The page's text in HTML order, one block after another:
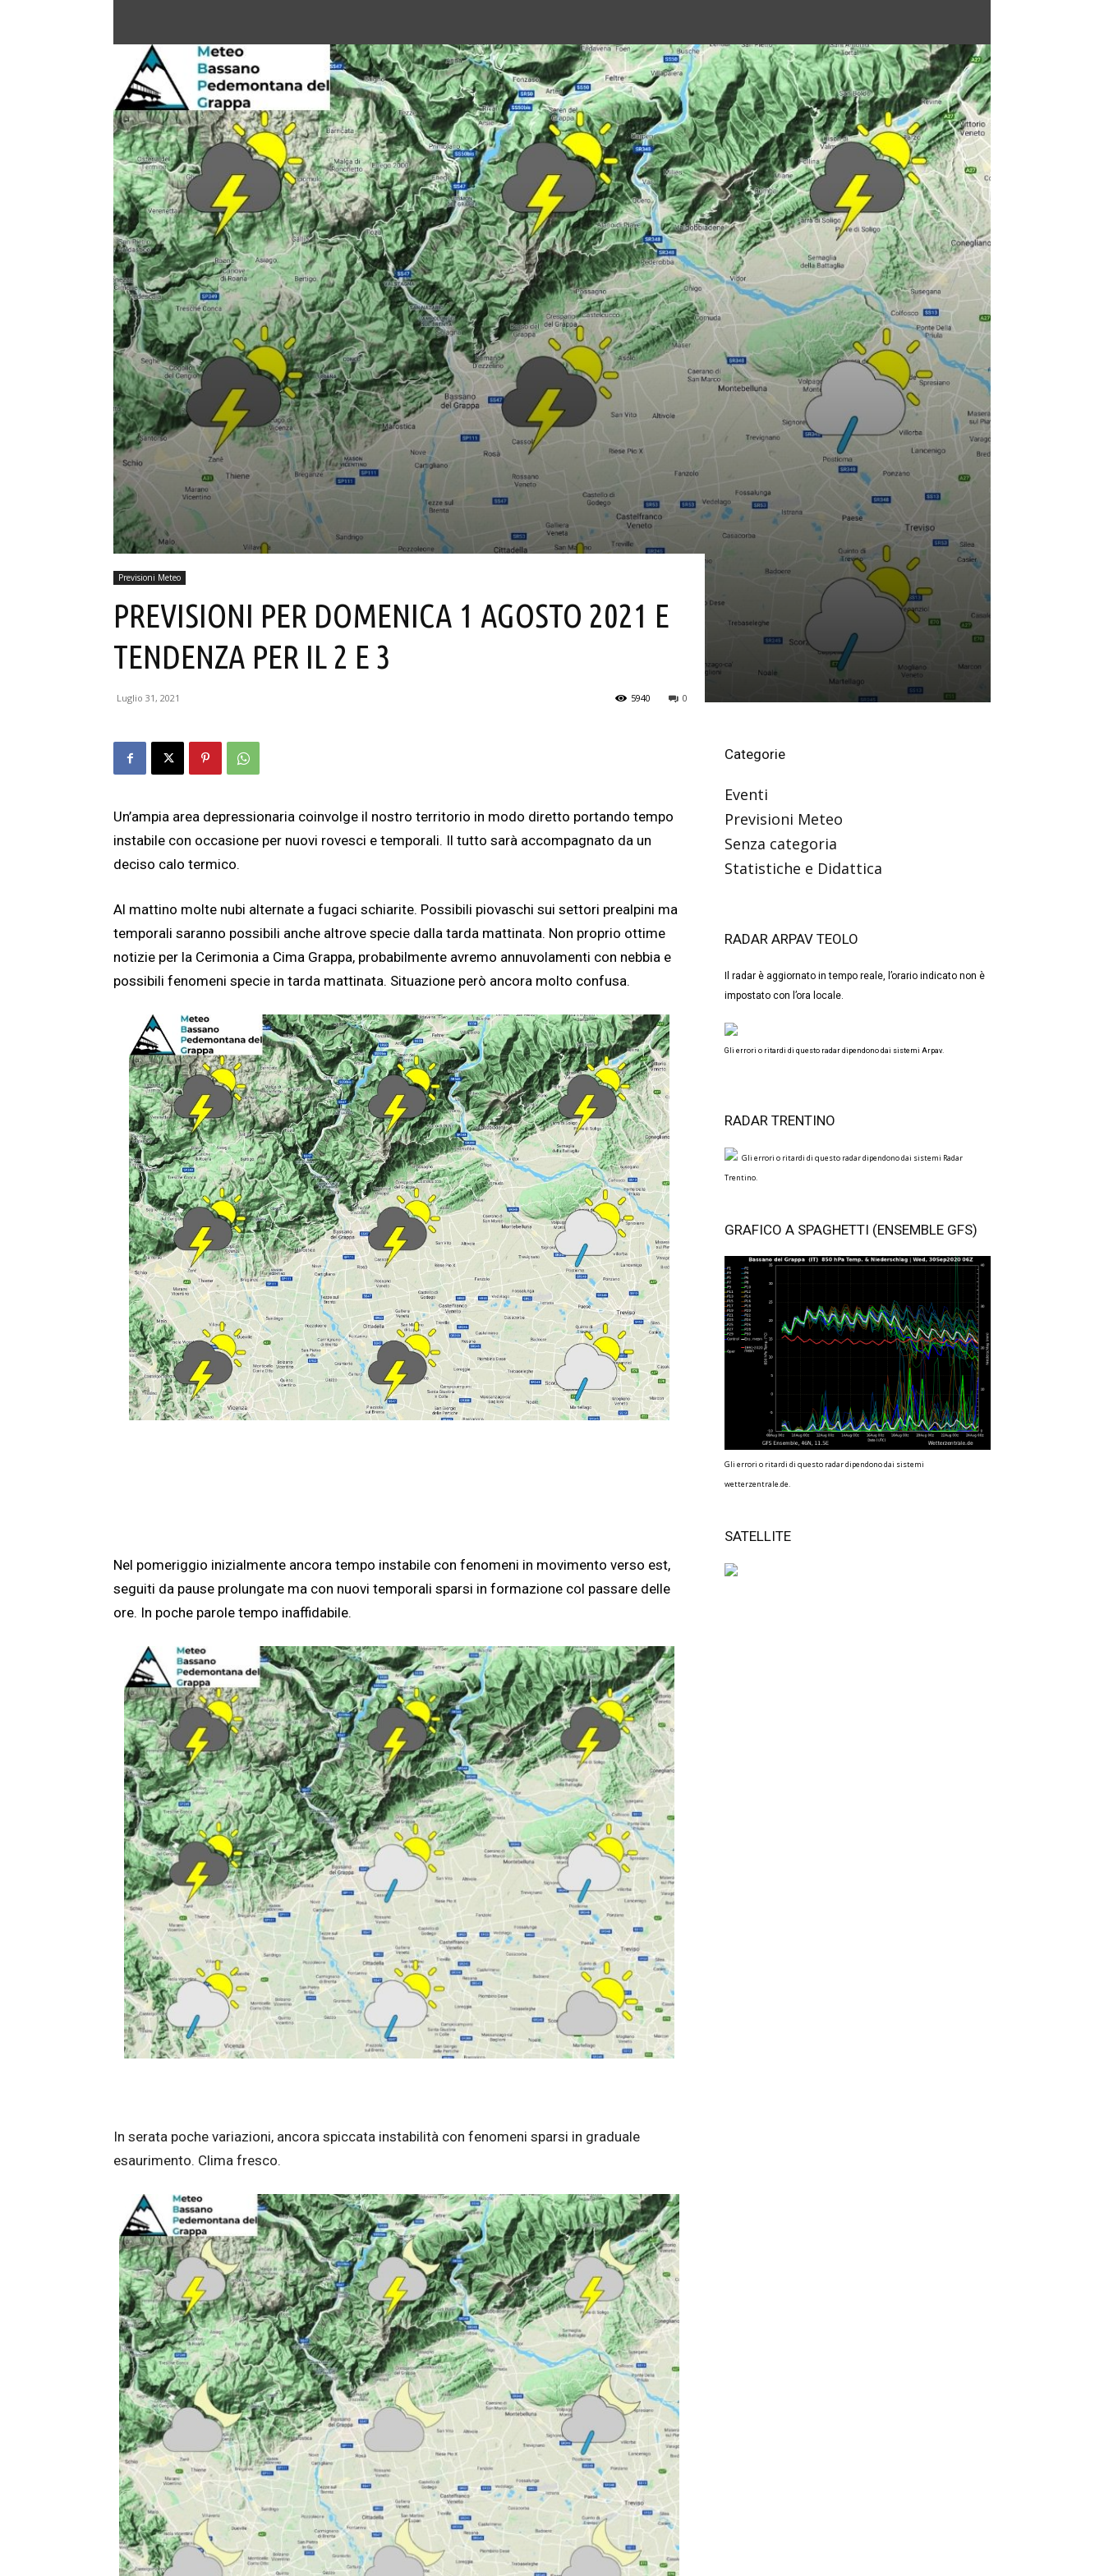
Previsioni Meteo
PREVISIONI PER DOMENICA 1 AGOSTO 2021 E
TENDENZA PER IL 2 E 3
Luglio 31, 2021 0
5940
Un’ampia area depressionaria coinvolge il nostro territorio in modo diretto portando tempo
instabile con occasione per nuovi rovesci e temporali. Il tutto sarà accompagnato da un
deciso calo termico.
Al mattino molte nubi alternate a fugaci schiarite. Possibili piovaschi sui settori prealpini ma
temporali saranno possibili anche altrove specie dalla tarda mattinata. Non proprio ottime
notizie per la Cerimonia a Cima Grappa, probabilmente avremo annuvolamenti con nebbia e
possibili fenomeni specie in tarda mattinata. Situazione però ancora molto confusa.
Nel pomeriggio inizialmente ancora tempo instabile con fenomeni in movimento verso est,
seguiti da pause prolungate ma con nuovi temporali sparsi in formazione col passare delle
ore. In poche parole tempo inaffidabile.
In serata poche variazioni, ancora spiccata instabilità con fenomeni sparsi in graduale
esaurimento. Clima fresco.
Categorie
Eventi
Previsioni Meteo
Senza categoria
Statistiche e Didattica
RADAR ARPAV TEOLO
Il radar è aggiornato in tempo reale, l’orario indicato non è
impostato con l’ora locale.
Gli errori o ritardi di questo radar dipendono dai sistemi Arpav.
RADAR TRENTINO
Gli errori o ritardi di questo radar dipendono dai sistemi Radar
Trentino.
GRAFICO A SPAGHETTI (ENSEMBLE GFS)
Gli errori o ritardi di questo radar dipendono dai sistemi
wetterzentrale.de.
SATELLITE